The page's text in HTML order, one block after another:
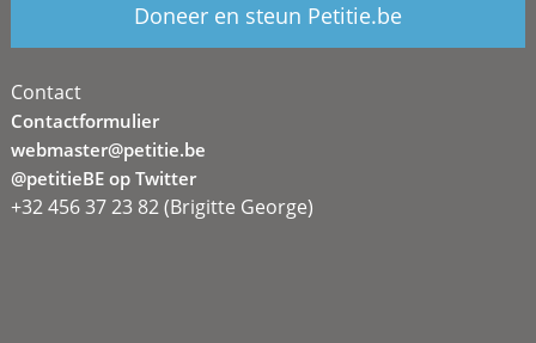
Doneer en steun Petitie.be
Contact
Contactformulier
webmaster@petitie.be
@petitieBE op Twitter
+32 456 37 23 82 (Brigitte George)